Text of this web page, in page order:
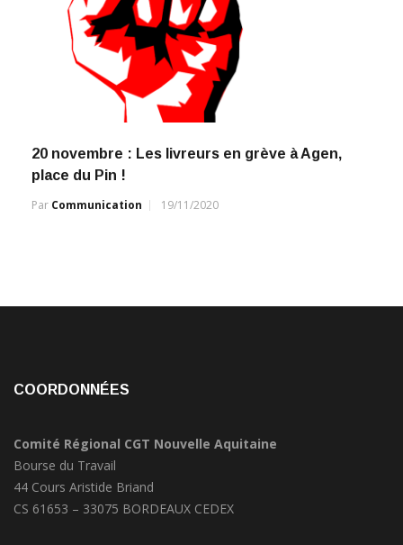
20 novembre : Les livreurs en grève à Agen,
place du Pin !
Par Communication 19/11/2020
COORDONNÉES
Comité Régional CGT Nouvelle Aquitaine
Bourse du Travail
44 Cours Aristide Briand
CS 61653 – 33075 BORDEAUX CEDEX